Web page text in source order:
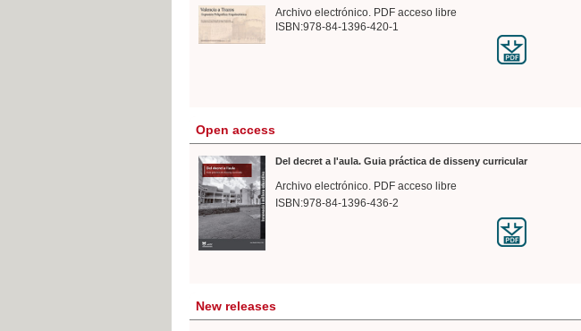
Archivo electrónico. PDF acceso libre
ISBN:978-84-1396-420-1
Open access
Del decret a l'aula. Guia práctica de disseny curricular
Archivo electrónico. PDF acceso libre
ISBN:978-84-1396-436-2
New releases